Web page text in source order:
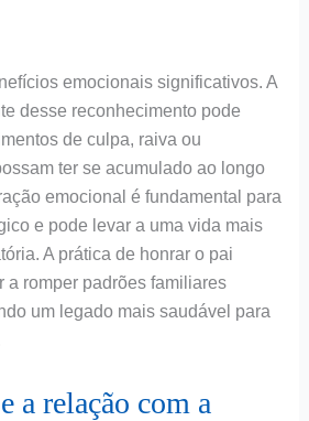
emocionais significativos. A
desse reconhecimento pode
de culpa, raiva ou
ter se acumulado ao longo
emocional é fundamental para
e pode levar a uma vida mais
A prática de honrar o pai
a romper padrões familiares
um legado mais saudável para
a relação com a